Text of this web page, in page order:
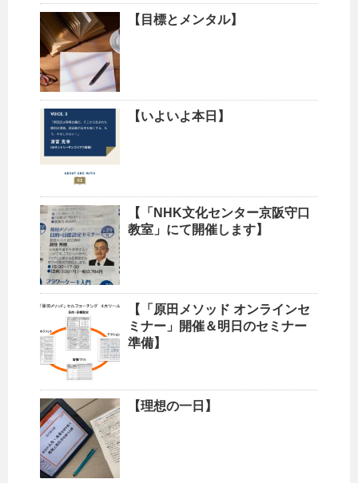
【目標とメンタル】
【いよいよ本日】
【「NHK文化センター京阪守口
教室」にて開催します】
【「原田メソッド オンラインセ
ミナー」開催＆明日のセミナー
準備】
【理想の一日】